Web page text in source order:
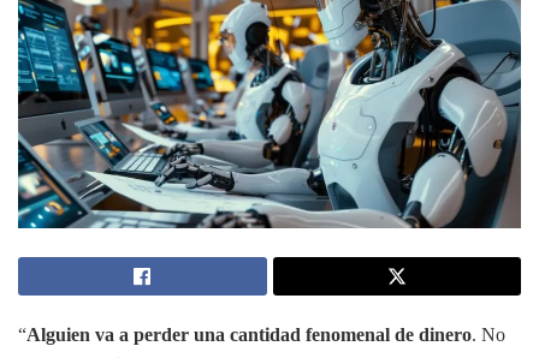
“Alguien va a perder una cantidad fenomenal de dinero. No